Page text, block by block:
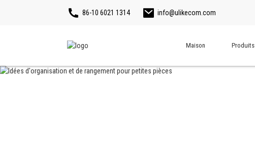
86-10 6021 1314 info@ulikecom.com
Maison Produits